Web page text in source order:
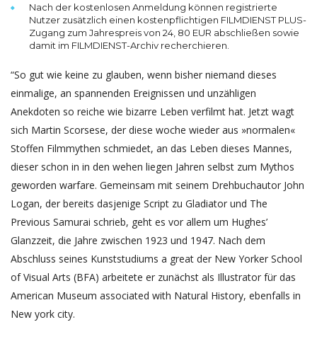
Nach der kostenlosen Anmeldung können registrierte
Nutzer zusätzlich einen kostenpflichtigen FILMDIENST PLUS-
Zugang zum Jahrespreis von 24, 80 EUR abschließen sowie
damit im FILMDIENST-Archiv recherchieren.
“So gut wie keine zu glauben, wenn bisher niemand dieses
einmalige, an span­nenden Ereig­nissen und unzäh­ligen
Anekdoten so reiche wie bizarre Leben verfilmt hat. Jetzt wagt
sich Martin Scorsese, der diese woche wieder aus »normalen«
Stoffen Film­my­then schmiedet, an das Leben dieses Mannes,
dieser schon in in den wehen liegen Jahren selbst zum Mythos
geworden warfare. Gemeinsam mit seinem Dreh­buch­autor John
Logan, der bereits dasjenige Script zu Gladiator und The
Previous Samurai schrieb, geht es vor allem um Hughes’
Glanzzeit, die Jahre zwischen 1923 und 1947. Nach dem
Abschluss seines Kunststudiums a great der New Yorker School
of Visual Arts (BFA) arbeitete er zunächst als Illustrator für das
American Museum associated with Natural History, ebenfalls in
New york city.